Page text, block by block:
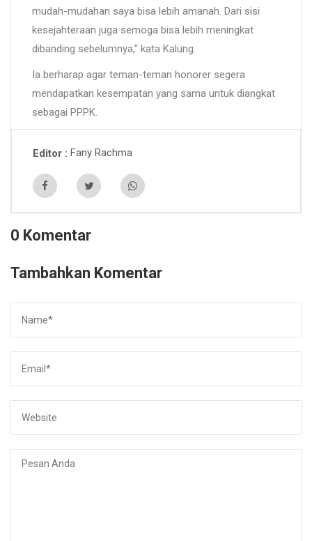
mudah-mudahan saya bisa lebih amanah. Dari sisi
kesejahteraan juga semoga bisa lebih meningkat
dibanding sebelumnya," kata Kalung.
Ia berharap agar teman-teman honorer segera
mendapatkan kesempatan yang sama untuk diangkat
sebagai PPPK.
Editor Fany Rachma
0 Komentar
Tambahkan Komentar